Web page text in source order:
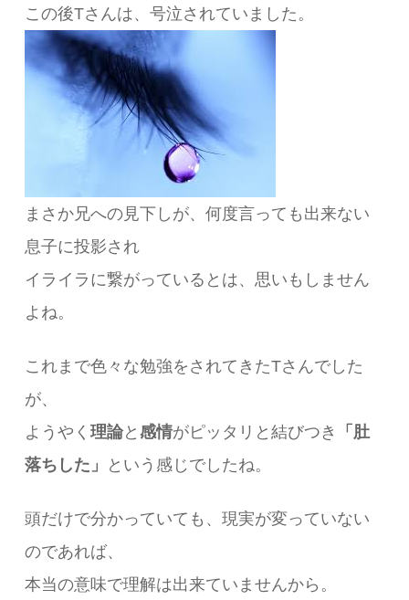
この後Tさんは、号泣されていました。
まさか兄への見下しが、何度言っても出来ない
息子に投影され
イライラに繋がっているとは、思いもしません
よね。
これまで色々な勉強をされてきたTさんでした
が、
ようやく理論と感情がピッタリと結びつき
「肚
落ちした」
という感じでしたね。
頭だけで分かっていても、現実が変っていない
のであれば、
本当の意味で理解は出来ていませんから。